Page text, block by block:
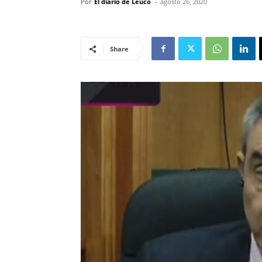
Share